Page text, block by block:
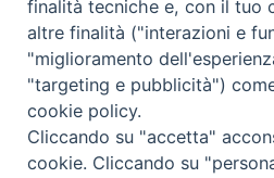
ORARI S. MESSE
MODULISTICA
finalità tecniche e, con il tuo
altre finalità ("interazioni e
"miglioramento
"targeting e pubblicità")
cookie policy.
Cliccando su "accetta"
cookie. Cliccando su